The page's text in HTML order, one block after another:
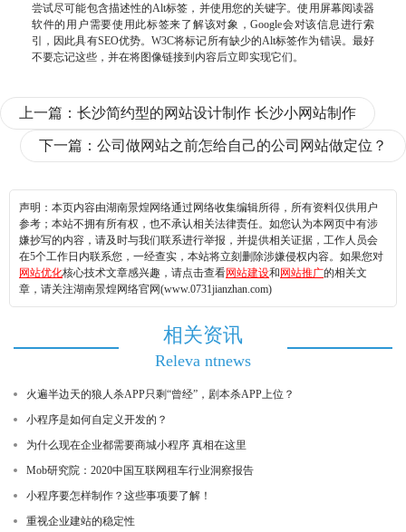
尝试尽可能包含描述性的Alt标签，并使用您的关键字。使用屏幕阅读器
软件的用户需要使用此标签来了解该对象，Google会对该信息进行索
引，因此具有SEO优势。W3C将标记所有缺少的Alt标签作为错误。最好
不要忘记这些，并在将图像链接到内容后立即实现它们。
上一篇： 长沙简约型的网站设计制作 长沙小网站制作
下一篇： 公司做网站之前怎给自己的公司网站做定位？
声明：本页内容由湖南景煌网络通过网络收集编辑所得，所有资料仅供用户
参考；本站不拥有所有权，也不承认相关法律责任。如您认为本网页中有涉
嫌抄写的内容，请及时与我们联系进行举报，并提供相关证据，工作人员会
在5个工作日内联系您，一经查实，本站将立刻删除涉嫌侵权内容。如果您对
网站优化核心技术文章感兴趣，请点击查看网站建设和 网站推广的相关文
章，请关注湖南景煌网络官网(www.0731jianzhan.com)
相关资讯
Releva ntnews
火遍半边天的狼人杀APP只剩“曾经”，剧本杀APP上位？
小程序是如何自定义开发的？
为什么现在企业都需要商城小程序 真相在这里
Mob研究院：2020中国互联网租车行业洞察报告
小程序要怎样制作？这些事项要了解！
重视企业建站的稳定性